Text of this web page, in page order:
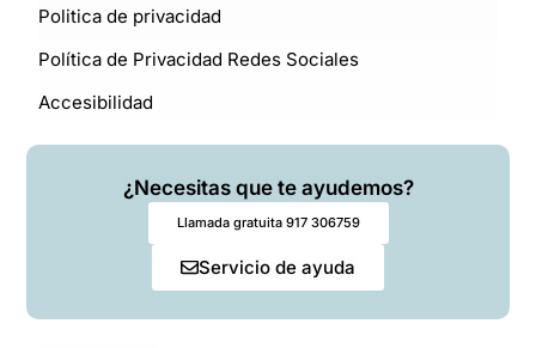
Politica de privacidad
Política de Privacidad Redes Sociales
Accesibilidad
¿Necesitas que te ayudemos?
Llamada gratuita 917 306759
Servicio de ayuda